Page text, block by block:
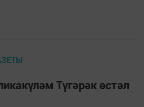
Түгәрәк өстәл